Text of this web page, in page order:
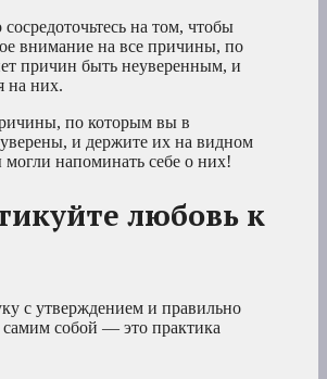
на том, чтобы
внимание на все причины, по
причин быть неуверенным, и
на них.
по которым вы в
и держите их на видном
напоминать себе о них!
любовь к
с утверждением и правильно
самим собой — это практика